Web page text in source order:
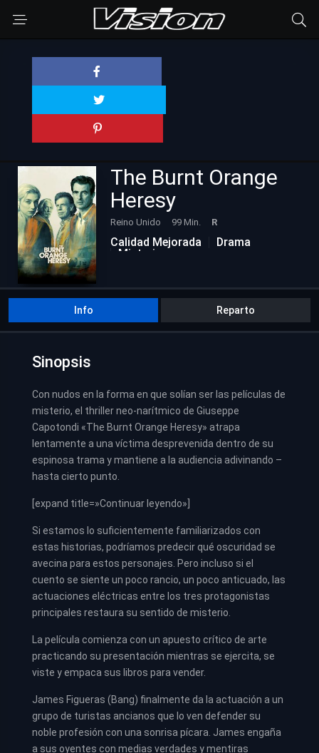
The Burnt Orange
Heresy
Reino Unido 99 Min. R
Calidad Mejorada
Drama
Misterio
Info Reparto
Sinopsis
Con nudos en la forma en que solían ser las películas de
misterio, el thriller neo-narítmico de Giuseppe
Capotondi «The Burnt Orange Heresy» atrapa
lentamente a una víctima desprevenida dentro de su
espinosa trama y mantiene a la audiencia adivinando –
hasta cierto punto.
[expand title=»Continuar leyendo»]
Si estamos lo suficientemente familiarizados con
estas historias, podríamos predecir qué oscuridad se
avecina para estos personajes. Pero incluso si el
cuento se siente un poco rancio, un poco anticuado, las
actuaciones eléctricas entre los tres protagonistas
principales restaura su sentido de misterio.
La película comienza con un apuesto crítico de arte
practicando su presentación mientras se ejercita, se
viste y empaca sus libros para vender.
James Figueras (Bang) finalmente da la actuación a un
grupo de turistas ancianos que lo ven defender su
noble profesión con una sonrisa pícara. James engaña
a sus oyentes con medias verdades y mentiras